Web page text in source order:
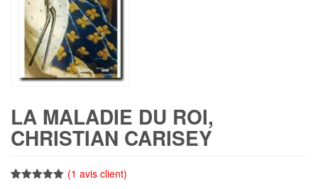
LA MALADIE DU ROI,
CHRISTIAN CARISEY
(1 avis client)